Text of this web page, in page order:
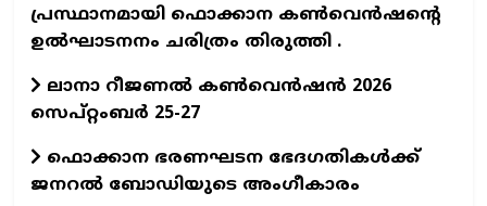
പ്രസ്ഥാനമായി ഫൊക്കാന കൺവെൻഷന്റെ
ഉൽഘാടനനം ചരിത്രം തിരുത്തി .
ലാനാ റീജണല്‍ കണ്‍വെന്‍ഷന്‍ 2026
സെപ്റ്റംബര്‍ 25-27
ഫൊക്കാന ഭരണഘടന ഭേദഗതികൾക്ക്
ജനറൽ ബോഡിയുടെ അംഗീകാരം